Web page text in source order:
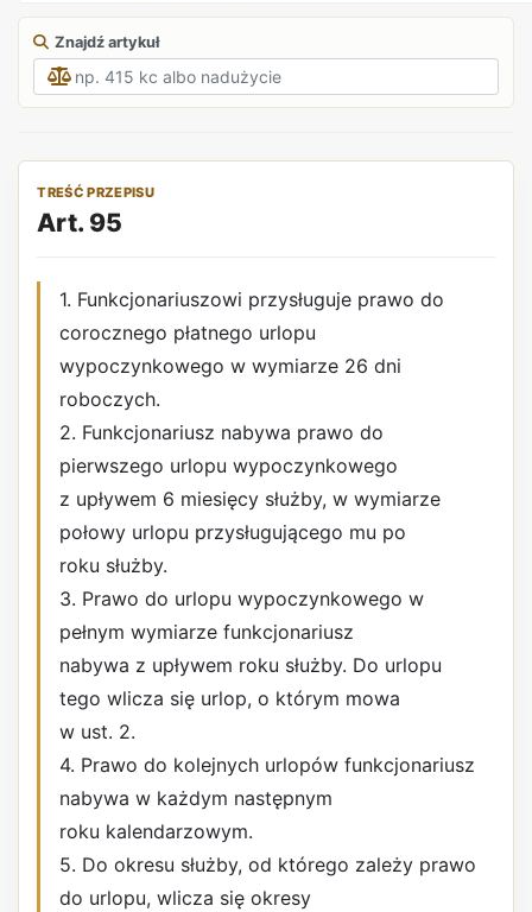
Znajdź artykuł
TREŚĆ PRZEPISU
Art. 95
1. Funkcjonariuszowi przysługuje prawo do
corocznego płatnego urlopu
wypoczynkowego w wymiarze 26 dni
roboczych.
2. Funkcjonariusz nabywa prawo do
pierwszego urlopu wypoczynkowego
z upływem 6 miesięcy służby, w wymiarze
połowy urlopu przysługującego mu po
roku służby.
3. Prawo do urlopu wypoczynkowego w
pełnym wymiarze funkcjonariusz
nabywa z upływem roku służby. Do urlopu
tego wlicza się urlop, o którym mowa
w ust. 2.
4. Prawo do kolejnych urlopów funkcjonariusz
nabywa w każdym następnym
roku kalendarzowym.
5. Do okresu służby, od którego zależy prawo
do urlopu, wlicza się okresy